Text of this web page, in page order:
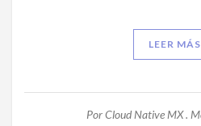
LEER
PorCloud Native MX .